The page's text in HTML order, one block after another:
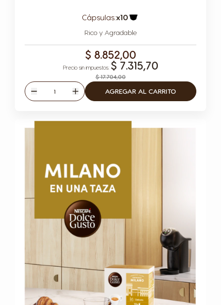
Cápsulas:x10
Rico y Agradable
$ 17.704,00
$ 8.852,00
$ 7.315,70
Disminuir
Cantidad
Aumentar
AGREGAR AL CARRITO